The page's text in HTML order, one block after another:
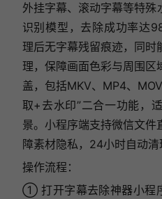
外挂字幕、滚动字幕等特
识别模型，去除成功率达
理后无字幕残留痕迹，同时
理，保障画面色彩与周围区
盖，包括MKV、MP4、
取+去水印”二合一功能，
景。小程序端支持微信文
障素材隐私，24小时自动清
操作流程：
① 打开字幕去除神器小程